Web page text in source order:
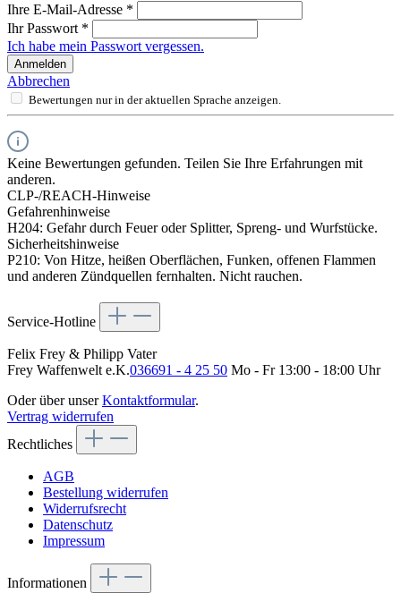
Ihre E-Mail-Adresse *
Ihr Passwort *
Ich habe mein Passwort vergessen.
Anmelden
Abbrechen
Bewertungen nur in der aktuellen Sprache anzeigen.
Keine Bewertungen gefunden. Teilen Sie Ihre Erfahrungen mit
anderen.
CLP-/REACH-Hinweise
Gefahrenhinweise
H204: Gefahr durch Feuer oder Splitter, Spreng- und Wurfstücke.
Sicherheitshinweise
P210: Von Hitze, heißen Oberflächen, Funken, offenen Flammen
und anderen Zündquellen fernhalten. Nicht rauchen.
Service-Hotline
Felix Frey & Philipp Vater
Frey Waffenwelt e.K.036691 - 4 25 50 Mo - Fr 13:00 - 18:00 Uhr
Oder über unserKontaktformular.
Vertrag widerrufen
Rechtliches
AGB
Bestellung widerrufen
Widerrufsrecht
Datenschutz
Impressum
Informationen